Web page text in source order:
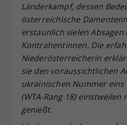
Länderkampf, dessen
österreichische
erstaunlich vielen Absagen
Kontrahentinnen. Die
Niederösterreicherin
sie den voraussichtlichen
ukrainischen Nummer
(WTA-Rang 18)
genießt.